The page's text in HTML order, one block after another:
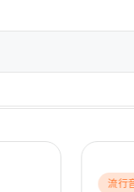
Posted
拉脫